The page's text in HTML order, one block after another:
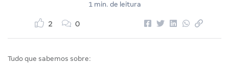
1 min. de leitura
2 0
Tudo que sabemos sobre: